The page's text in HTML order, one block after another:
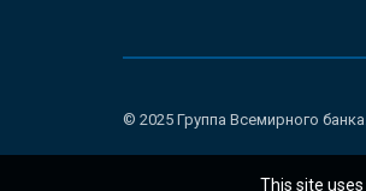
© 2025 Группа Всемирного
This site